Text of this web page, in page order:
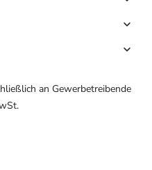
an Gewerbetreibende